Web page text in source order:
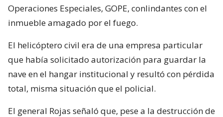
Operaciones Especiales, GOPE, conlindantes con el
inmueble amagado por el fuego.
El helicóptero civil era de una empresa particular
que había solicitado autorización para guardar la
nave en el hangar institucional y resultó con pérdida
total, misma situación que el policial.
El general Rojas señaló que, pese a la destrucción de